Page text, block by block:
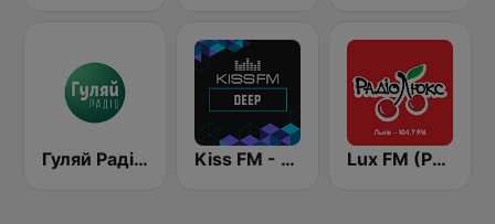
Гуляй Радіо (Guliay Radio) Kiss FM - Deep (Кисc ФМ) Lux FM (Pадіо Люкс) Lviv